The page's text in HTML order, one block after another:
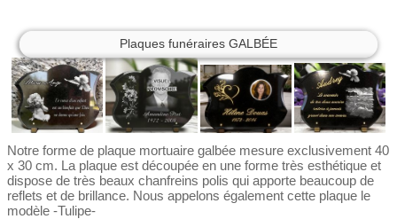
Plaques funéraires GALBÉE
Notre forme de plaque mortuaire galbée mesure exclusivement 40
x 30 cm. La plaque est découpée en une forme très esthétique et
dispose de très beaux chanfreins polis qui apporte beaucoup de
reflets et de brillance. Nous appelons également cette plaque le
modèle -Tulipe-